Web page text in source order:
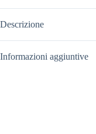
quantità
Descrizione
Informazioni aggiuntive